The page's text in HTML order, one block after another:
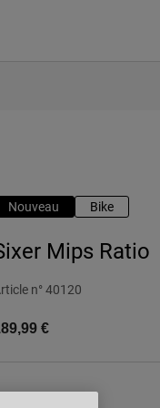
Nouveau Bike
Mips Ratio
n° 40120
€